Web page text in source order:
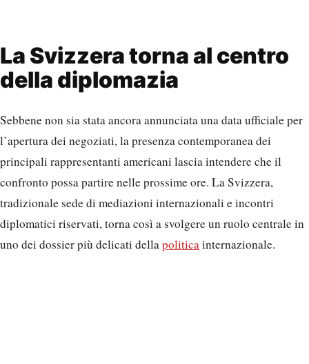
La Svizzera torna al centro
della diplomazia
Sebbene non sia stata ancora annunciata una data ufficiale per
l’apertura dei negoziati, la presenza contemporanea dei
principali rappresentanti americani lascia intendere che il
confronto possa partire nelle prossime ore. La Svizzera,
tradizionale sede di mediazioni internazionali e incontri
diplomatici riservati, torna così a svolgere un ruolo centrale in
uno dei dossier più delicati dellapoliticainternazionale.